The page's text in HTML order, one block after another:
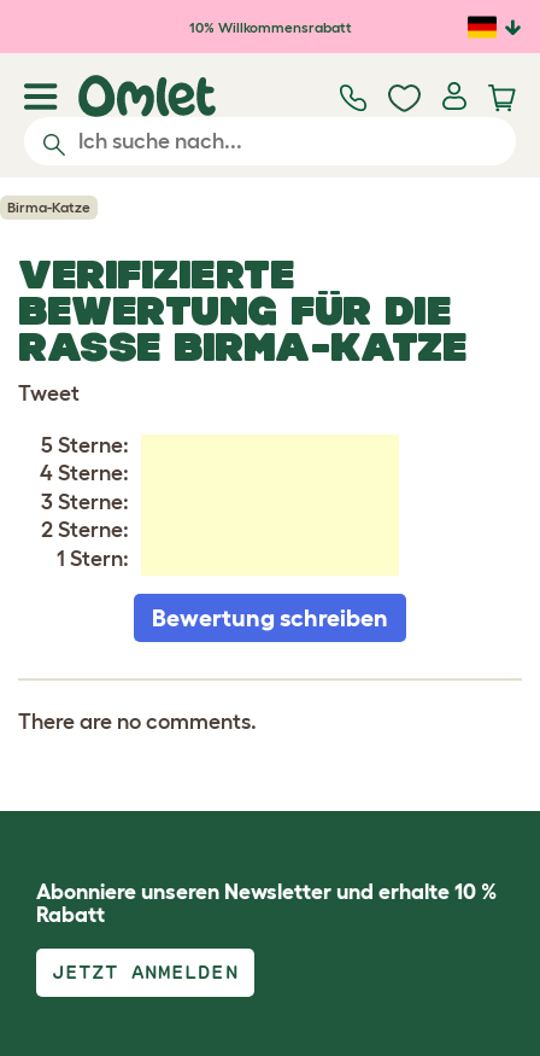
Zum Hauptinhalt springen
10% Willkommensrabatt
Birma-Katze
VERIFIZIERTE
BEWERTUNG FÜR DIE
RASSE BIRMA-KATZE
Tweet
5 Sterne:
4 Sterne:
3 Sterne:
2 Sterne:
1 Stern:
Bewertung schreiben
There are no comments.
Abonniere unseren Newsletter und erhalte 10 %
Rabatt
JETZT ANMELDEN